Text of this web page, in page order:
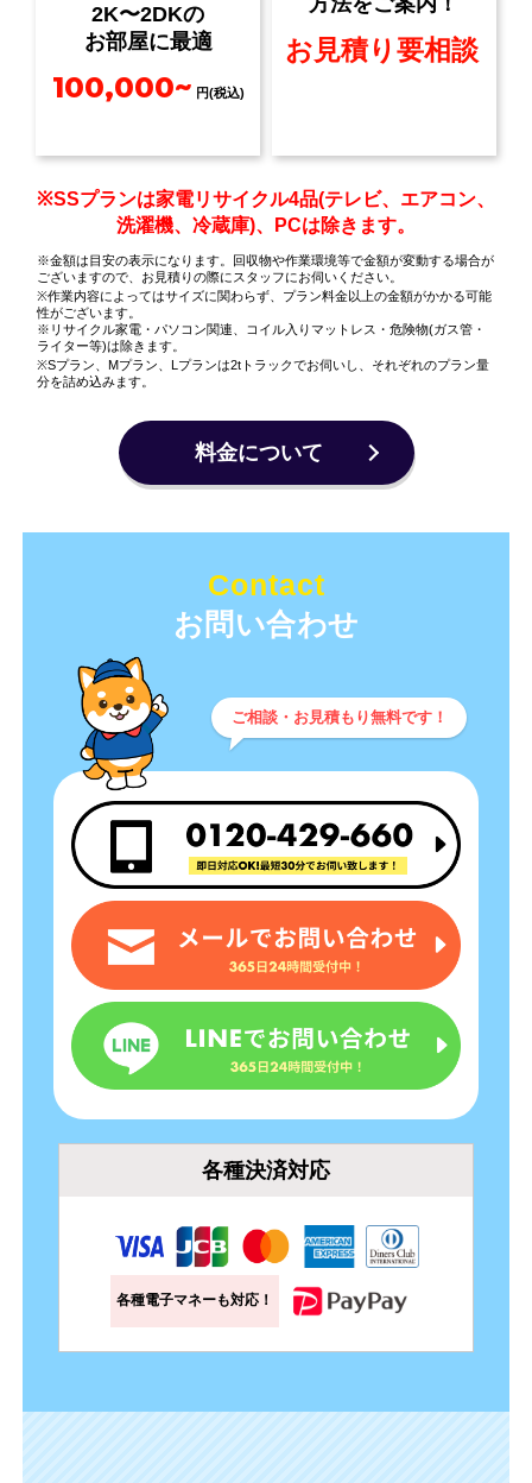
2K〜2DKの
お部屋に最適
100,000~ 円(税込)
お見積り要相談
※SSプランは家電リサイクル4品(テレビ、エアコン、
洗濯機、冷蔵庫)、PCは除きます。
※金額は目安の表示になります。回収物や作業環境等で金額が変動する場合が
ございますので、お見積りの際にスタッフにお伺いください。
※作業内容によってはサイズに関わらず、プラン料金以上の金額がかかる可能
性がございます。
※リサイクル家電・パソコン関連、コイル入りマットレス・危険物(ガス管・
ライター等)は除きます。
※Sプラン、Mプラン、Lプランは2tトラックでお伺いし、それぞれのプラン量
分を詰め込みます。
料金について
Contact
ご相談・お見積もり無料です！
各種決済対応
各種電子マネーも対応！